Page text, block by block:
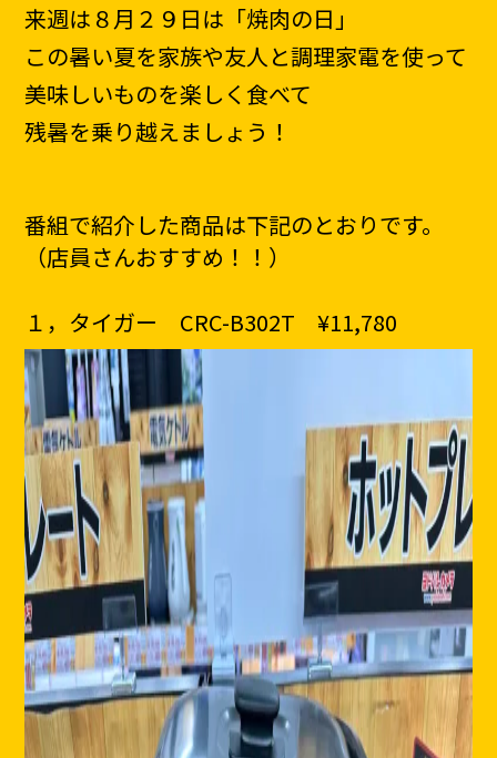
来週は８月２９日は「焼肉の日」
この暑い夏を家族や友人と調理家電を使って
美味しいものを楽しく食べて
残暑を乗り越えましょう！
番組で紹介した商品は下記のとおりです。
（店員さんおすすめ！！）
１，タイガー CRC-B302T ¥11,780